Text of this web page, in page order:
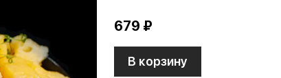
679 ₽
В корзину